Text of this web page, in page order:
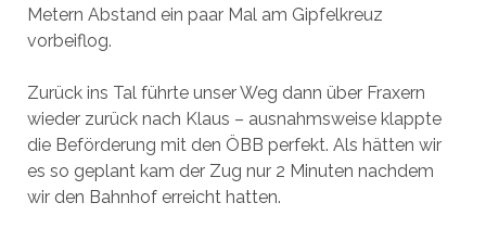
Metern Abstand ein paar Mal am Gipfelkreuz
vorbeiflog.
Zurück ins Tal führte unser Weg dann über Fraxern
wieder zurück nach Klaus – ausnahmsweise klappte
die Beförderung mit den ÖBB perfekt. Als hätten wir
es so geplant kam der Zug nur 2 Minuten nachdem
wir den Bahnhof erreicht hatten.